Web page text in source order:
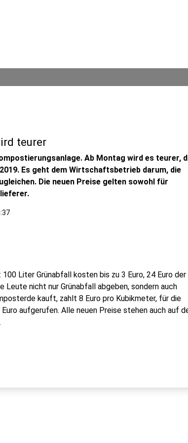
teurer
Ab Montag wird es teurer,
Es geht dem Wirtschaftsbetrieb darum, die
Die neuen Preise gelten sowohl für
Liter Grünabfall kosten bis zu 3 Euro, 24 Euro der
Leute nicht nur Grünabfall abgeben, sondern auch
kauft, zahlt 8 Euro pro Kubikmeter, für die
aufgerufen. Alle neuen Preise stehen auch auf